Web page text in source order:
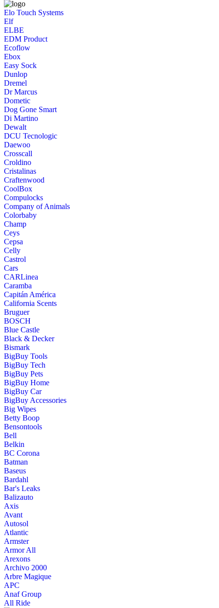
Elo Touch Systems
Elf
ELBE
EDM Product
Ecoflow
Ebox
Easy Sock
Dunlop
Dremel
Dr Marcus
Dometic
Dog Gone Smart
Di Martino
Dewalt
DCU Tecnologic
Daewoo
Crosscall
Croldino
Cristalinas
Craftenwood
CoolBox
Compulocks
Company of Animals
Colorbaby
Champ
Ceys
Cepsa
Celly
Castrol
Cars
CARLinea
Caramba
Capitán América
California Scents
Bruguer
BOSCH
Blue Castle
Black & Decker
Bismark
BigBuy Tools
BigBuy Tech
BigBuy Pets
BigBuy Home
BigBuy Car
BigBuy Accessories
Big Wipes
Betty Boop
Bensontools
Bell
Belkin
BC Corona
Batman
Baseus
Bardahl
Bar's Leaks
Balizauto
Axis
Avant
Autosol
Atlantic
Armster
Armor All
Arexons
Archivo 2000
Arbre Magique
APC
Anaf Group
All Ride